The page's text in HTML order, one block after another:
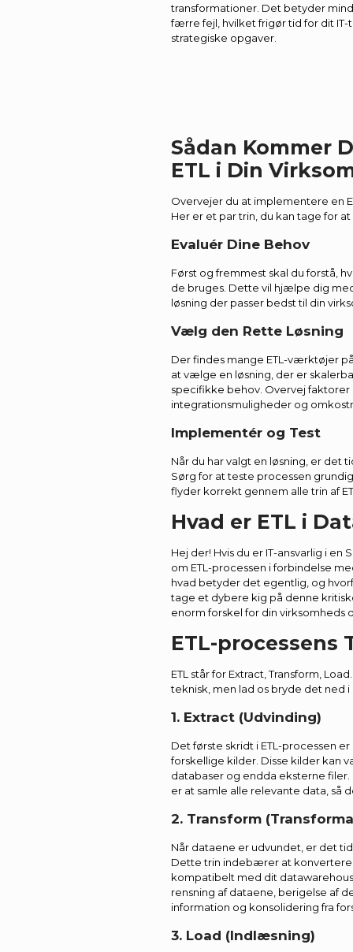
transformationer. Det betyder
færre fejl, hvilket frigør tid for dit
strategiske opgaver.
Sådan Kommer
ETL i Din
Overvejer du at implementere en
Her er et par trin, du kan tage for
Evaluér Dine Behov
Først og fremmest skal du forstå,
de bruges. Dette vil hjælpe dig
løsning der passer bedst til din
Vælg den Rette Løsning
Der findes mange ETL-værktøjer
at vælge en løsning, der er
specifikke behov. Overvej
integrationsmuligheder og
Implementér og Test
Når du har valgt en løsning, er det
Sørg for at teste processen
flyder korrekt gennem alle trin af
Hvad er ETL i
Hej der! Hvis du er IT-ansvarlig i en
om ETL-processen i forbindelse
hvad betyder det egentlig, og
tage et dybere kig på denne
enorm forskel for din virksomheds
ETL-processens
ETL står for Extract, Transform,
teknisk, men lad os bryde det ned
1. Extract (Udvinding)
Det første skridt i ETL-processen
forskellige kilder. Disse kilder kan
databaser og endda eksterne
er at samle alle relevante data, så
2. Transform
Når dataene er udvundet, er det
Dette trin indebærer at
kompatibelt med dit
rensning af dataene, berigelse af
information og konsolidering fra
3. Load (Indlæsning)